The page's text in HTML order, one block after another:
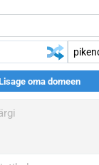
oma domeen